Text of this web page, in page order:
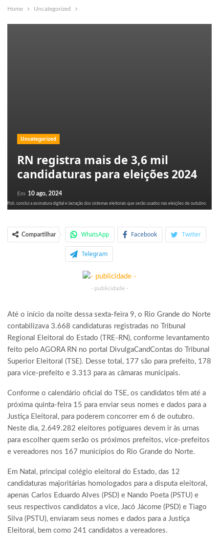
Home Uncategorized
Uncategorized
RN registra mais de 3,6 mil
candidaturas para eleições 2024
Em 10 ago, 2024
conclui a assinatura digital e lacração dos sistemas eleitorais que serão usados nas eleições de outubro.
Compartilhar WhatsApp Facebook Twitter
Telegram
- publicidade -
Até o início da noite dessa sexta-feira 9, o Rio Grande do Norte
contabilizava 3.668 candidaturas registradas no Tribunal
Regional Eleitoral do Estado (TRE-RN), conforme levantamento
feito pelo AGORA RN no portal DivulgaCandContas do Tribunal
Superior Eleitoral (TSE). Desse total, 177 são para prefeito, 178
para vice-prefeito e 3.313 para as câmaras municipais.
Conforme o calendário oficial do TSE, os candidatos têm até a
próxima quinta-feira 15 para enviar seus nomes e dados para a
Justiça Eleitoral, para poderem concorrer em 6 de outubro.
Neste dia, 2.649.282 eleitores potiguares devem ir às urnas
para escolher quem serão os próximos prefeitos, vice-prefeitos
e vereadores nos 167 municípios do Rio Grande do Norte.
Em Natal, principal colégio eleitoral do Estado, das 12
candidaturas majoritárias homologados para a disputa eleitoral,
apenas Carlos Eduardo Alves (PSD) e Nando Poeta (PSTU) e
seus respectivos candidatos a vice, Jacó Jácome (PSD) e Tiago
Silva (PSTU), enviaram seus nomes e dados para a Justiça
Eleitoral, bem como 241 candidatos a vereadores.